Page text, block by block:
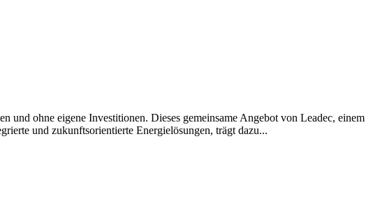
und ohne eigene Investitionen. Dieses gemeinsame Angebot von Leadec, einem
und zukunftsorientierte Energielösungen, trägt dazu...